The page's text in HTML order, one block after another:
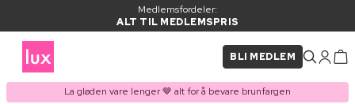
Medlemsfordeler:
ALT TIL MEDLEMSPRIS
BLI MEDLEM
La gløden vare lenger 🤎 alt for å bevare brunfargen